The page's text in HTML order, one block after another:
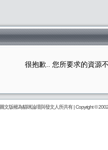
很抱歉.. 您所要求的資源
圖文版權為貓咪論壇與發文人所共有 | Copyright ©